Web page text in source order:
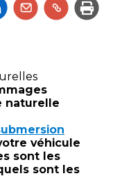
Partager
l'article
Partager
l'article
naturelle
véhicule
sont les
sont les